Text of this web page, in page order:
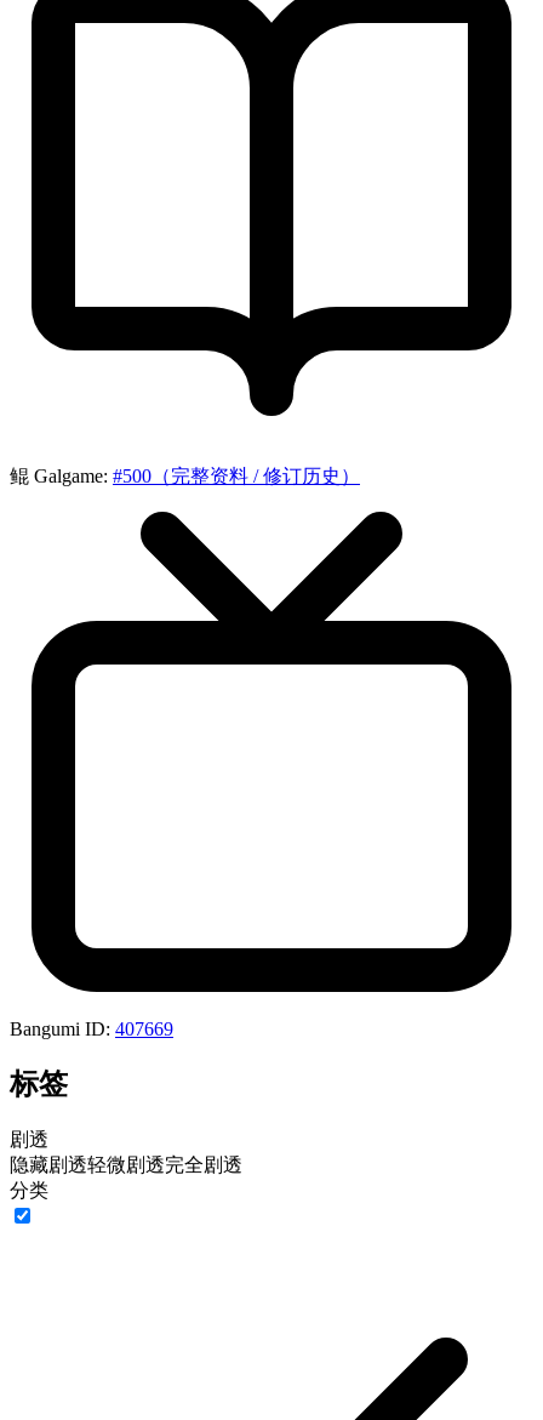
鲲 Galgame: #500（完整资料 / 修订历史）
Bangumi ID: 407669
标签
剧透
隐藏剧透轻微剧透完全剧透
分类